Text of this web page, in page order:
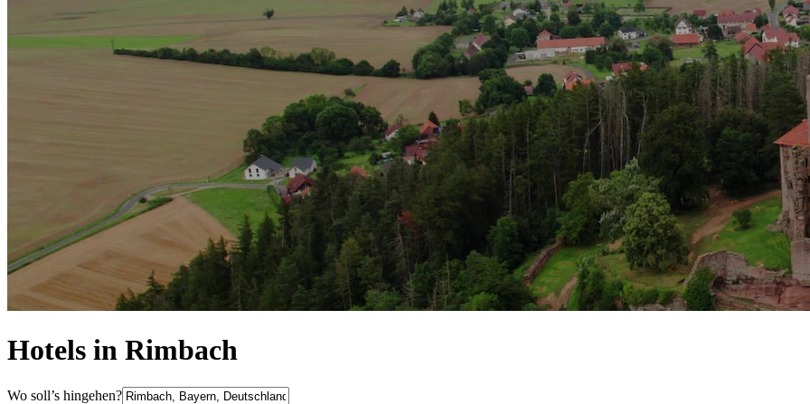
Hotels in Rimbach
Wo soll’s hingehen?